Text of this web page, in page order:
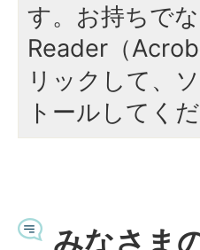
す。お持ちで
Reader（
リックして、
トールしてくだ
みなさま